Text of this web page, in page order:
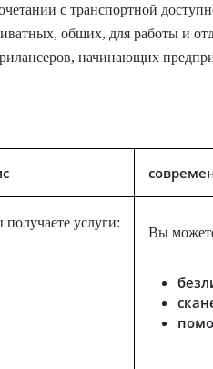
с транспортной
общих, для работы и
начинающих
услуги:
Вы